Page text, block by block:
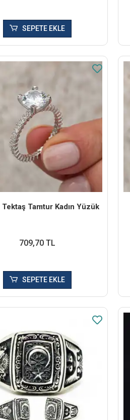
SEPETE EKLE
Tamtur Kadın Yüzük
709,70 TL
SEPETE EKLE